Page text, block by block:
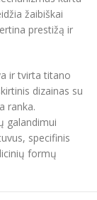
žaibiškai
prestižą ir
ir tvirta titano
dizainas su
ranka.
galandimui
specifinis
formų